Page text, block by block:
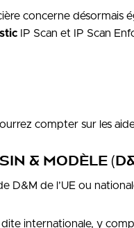
concerne désormais
IP Scan et IP Scan
compter sur les
& MODÈLE
D&M de l’UE ou
internationale, y